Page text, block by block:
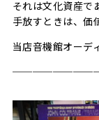
それは文化資産で
手放すときは、価
当店音機館オーデ